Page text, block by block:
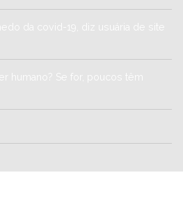
da covid-19, diz usuária de site
humano? Se for, poucos têm